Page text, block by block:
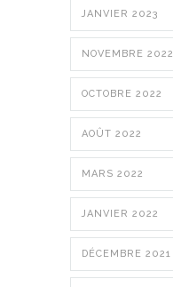
JANVIER 2023
NOVEMBRE 2022
OCTOBRE 2022
AOÛT 2022
MARS 2022
JANVIER 2022
DÉCEMBRE 2021